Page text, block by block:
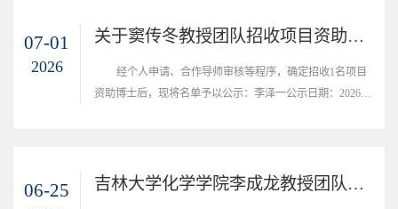
07-01
2026
关于窦传冬教授团队招收项目资助博士后的公示
经个人申请、合作导师审核等程序，确定招收1名项目
资助博士后，现将名单予以公示：李泽一公示日期：2026年
06-25 吉林大学化学学院李成龙教授团队博士后招聘启事